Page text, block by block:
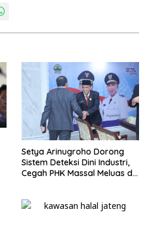
Setya Arinugroho Dorong
Sistem Deteksi Dini Industri,
Cegah PHK Massal Meluas di